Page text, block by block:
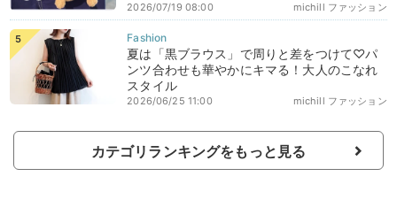
michill ファッション
2026/07/19 08:00
夏は「黒ブラウス」で周りと差をつけて♡パ
ンツ合わせも華やかにキマる！大人のこなれ
スタイル
michill ファッション
2026/06/25 11:00
カテゴリランキングをもっと見る